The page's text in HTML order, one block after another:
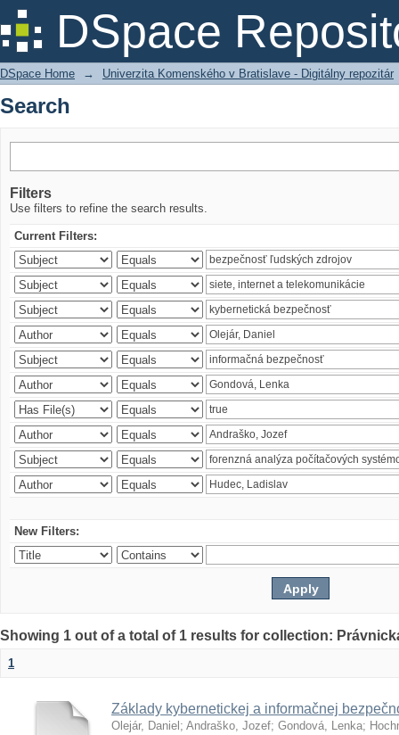
DSpace
Search
DSpace Home → Univerzita Komenského v Bratislave - Digitálny repozitár
Search
Filters
Use filters to refine the search results.
Current Filters:
New Filters:
Showing 1 out of a total of 1 results for collection:
1
Základy kybernetickej a informačnej
Olejár, Daniel ; Andraško, Jozef; Gondová, Lenka;